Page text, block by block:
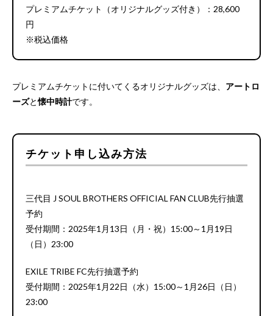
プレミアムチケット（オリジナルグッズ付き）：28,600
円
※税込価格
プレミアムチケットに付いてくるオリジナルグッズは、 アートロ
ーズと懐中時計です。
チケット申し込み方法
三代目 J SOUL BROTHERS OFFICIAL FAN CLUB先行抽選
予約
受付期間：2025年1月13日（月・祝）15:00～1月19日
（日）23:00
EXILE TRIBE FC先行抽選予約
受付期間：2025年1月22日（水）15:00～1月26日（日）
23:00